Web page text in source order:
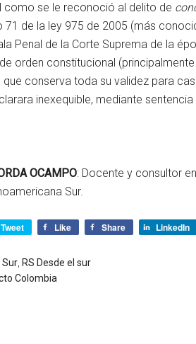
como se le reconoció al delito de
de la ley 975 de 2005 (más
Penal de la Corte Suprema de la
orden constitucional
conserva toda su validez para
inexequible, mediante
OCAMPO: Docente y consultor
Sur.
Tweet Like Share LinkedIn
Sur RS Desde el sur
Colombia